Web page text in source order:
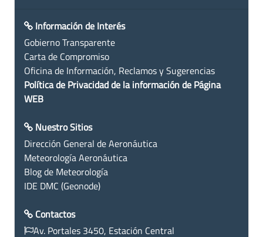
Información de Interés
Gobierno Transparente
Carta de Compromiso
Oficina de Información, Reclamos y Sugerencias
Política de Privacidad de la información de Página
WEB
Nuestro Sitios
Dirección General de Aeronáutica
Meteorología Aeronáutica
Blog de Meteorología
IDE DMC (Geonode)
Contactos
Av. Portales 3450, Estación Central